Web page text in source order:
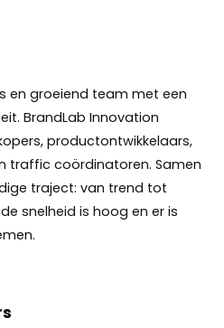
en groeiend team met een
BrandLab Innovation
productontwikkelaars,
traffic coördinatoren. Samen
traject: van trend tot
snelheid is hoog en er is